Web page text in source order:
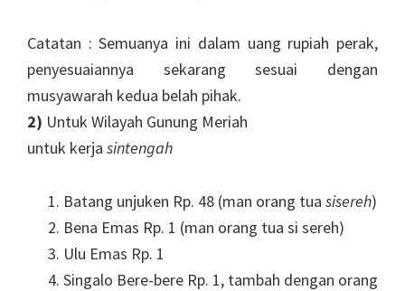
Catatan : Semuanya ini dalam uang rupiah perak,
penyesuaiannya sekarang sesuai dengan
musyawarah kedua belah pihak.
2) Untuk Wilayah Gunung Meriah
untuk kerja sintengah
Batang unjuken Rp. 48 (man orang tua sisereh)
Bena Emas Rp. 1 (man orang tua si sereh)
Ulu Emas Rp. 1
Singalo Bere-bere Rp. 1, tambah dengan orang